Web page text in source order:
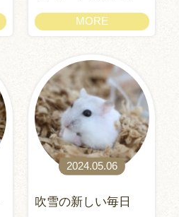
MORE
2024.05.06
吹雪の新しい毎日